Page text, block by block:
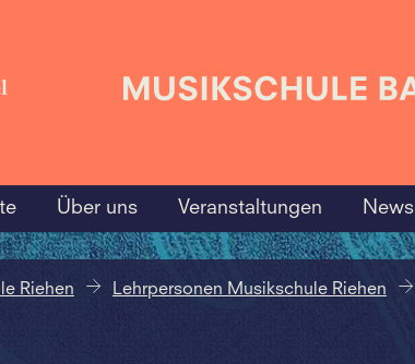
Über uns Veranstaltungen News
Riehen Lehrpersonen Musikschule Riehen